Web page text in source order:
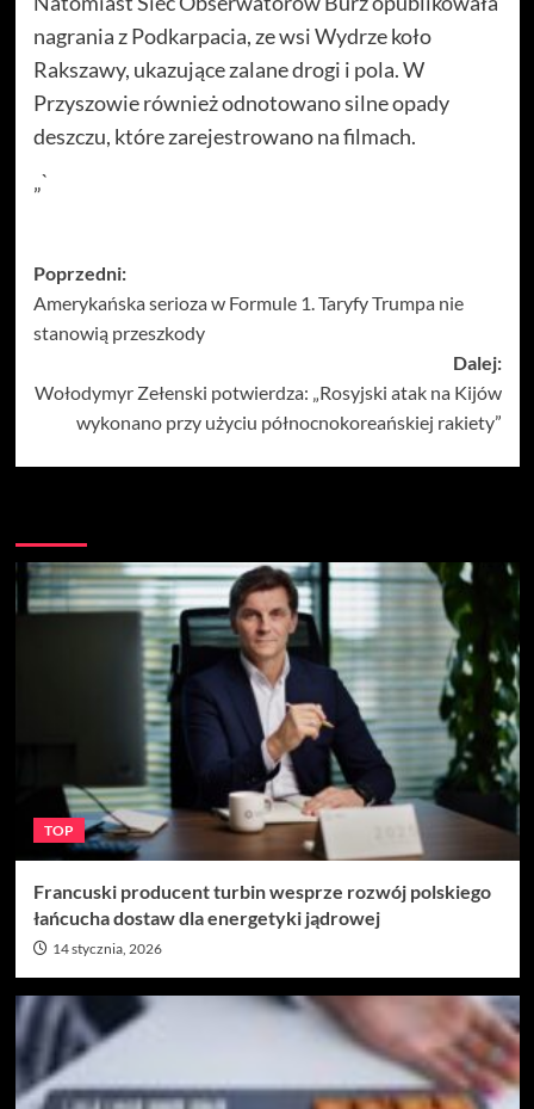
nagrania z Podkarpacia, ze wsi Wydrze koło
Rakszawy, ukazujące zalane drogi i pola. W
Przyszowie również odnotowano silne opady
deszczu, które zarejestrowano na filmach.
„`
Zobacz
wpisy
Poprzedni:
Amerykańska serioza w Formule 1. Taryfy Trumpa nie
stanowią przeszkody
Dalej:
Wołodymyr Zełenski potwierdza: „Rosyjski atak na Kijów
wykonano przy użyciu północnokoreańskiej rakiety”
TOP
Francuski producent turbin wesprze rozwój polskiego
łańcucha dostaw dla energetyki jądrowej
14 stycznia, 2026